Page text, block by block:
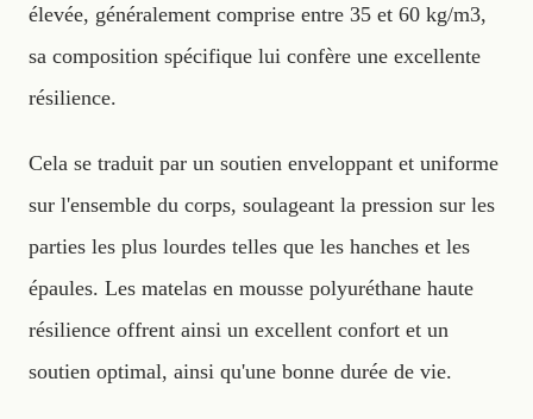
élevée, généralement comprise entre 35 et 60 kg/m3,
sa composition spécifique lui confère une excellente
résilience.
Cela se traduit par un soutien enveloppant et uniforme
sur l'ensemble du corps, soulageant la pression sur les
parties les plus lourdes telles que les hanches et les
épaules. Les matelas en mousse polyuréthane haute
résilience offrent ainsi un excellent confort et un
soutien optimal, ainsi qu'une bonne durée de vie.